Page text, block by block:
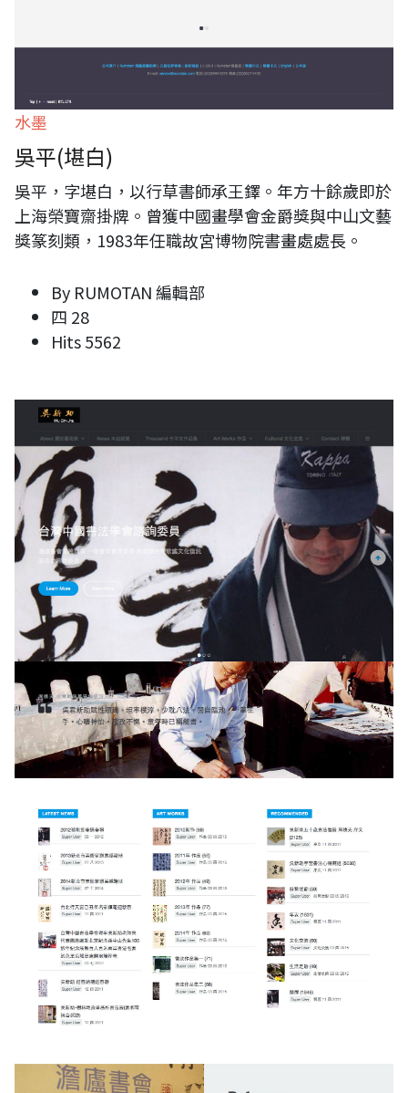
水墨
吳平(堪白)
吳平，字堪白，以行草書師承王鐸。年方十餘歲即於
上海榮寶齋掛牌。曾獲中國畫學會金爵獎與中山文藝
獎篆刻類，1983年任職故宮博物院書畫處處長。
By RUMOTAN 編輯部
四 28
Hits5562